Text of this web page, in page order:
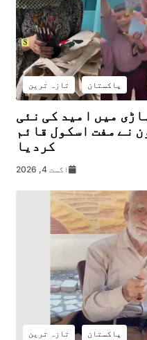
پاکستان تازہ ترین
میں امید کی نئی
نے مفت اسکول قائم
کردیا
اگست 4, 2026
پاکستان تازہ ترین